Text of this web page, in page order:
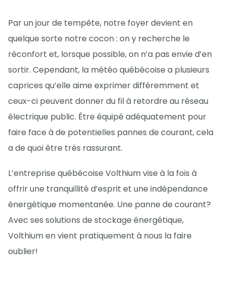
Par un jour de tempête, notre foyer devient en
quelque sorte notre cocon : on y recherche le
réconfort et, lorsque possible, on n’a pas envie d’en
sortir. Cependant, la météo québécoise a plusieurs
caprices qu’elle aime exprimer différemment et
ceux-ci peuvent donner du fil à retordre au réseau
électrique public. Être équipé adéquatement pour
faire face à de potentielles pannes de courant, cela
a de quoi être très rassurant.
L’entreprise québécoise Volthium vise à la fois à
offrir une tranquillité d’esprit et une indépendance
énergétique momentanée. Une panne de courant?
Avec ses solutions de stockage énergétique,
Volthium en vient pratiquement à nous la faire
oublier!